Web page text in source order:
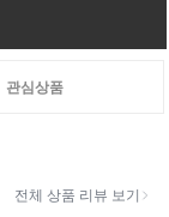
관심상품